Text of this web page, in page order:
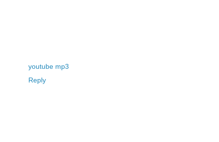
youtube mp3
Reply